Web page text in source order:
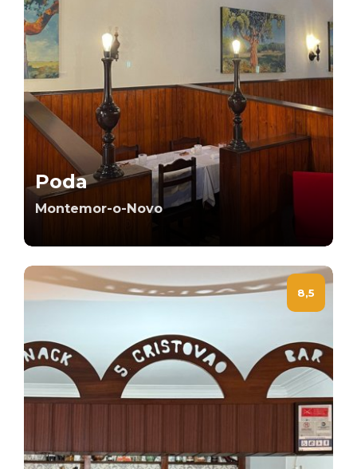
Poda
Montemor-o-Novo
8,5